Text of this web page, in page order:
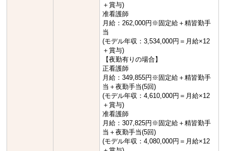
＋賞与)
准看護師
月給：262,000円※固定給＋精皆勤手
当
(モデル年収：3,534,000円＝月給×12
＋賞与)
【夜勤有りの場合】
正看護師
月給：349,855円※固定給＋精皆勤手
当＋夜勤手当(5回)
(モデル年収：4,610,000円＝月給×12
＋賞与)
准看護師
月給：307,825円※固定給＋精皆勤手
当＋夜勤手当(5回)
(モデル年収：4,080,000円＝月給×12